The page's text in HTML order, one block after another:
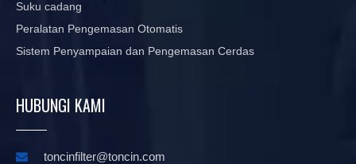
Suku cadang
Peralatan Pengemasan Otomatis
Sistem Penyampaian dan Pengemasan Cerdas
HUBUNGI KAMI
 toncinfilter@toncin.com